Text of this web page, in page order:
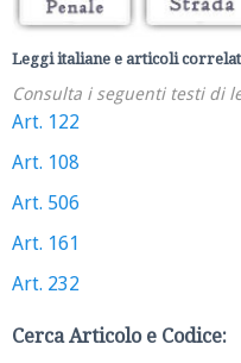
Leggi italiane e articoli
Consulta i seguenti testi di
Art. 122
Art. 108
Art. 506
Art. 161
Art. 232
Cerca Articolo e Codice: